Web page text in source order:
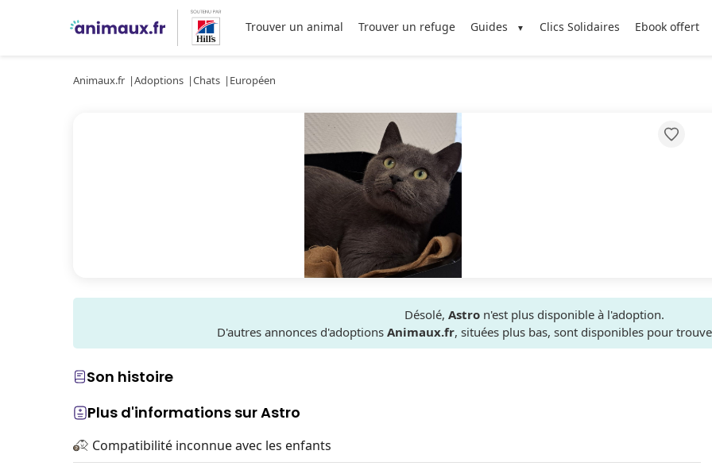
Trouver un animal Trouver un refuge Guides Clics Solidaires Ebook offert
Animaux.fr Adoptions Chats Européen
Désolé, Astron'est plus disponible à l'adoption.
D'autres annonces d'adoptions Animaux.fr, situées plus bas, sont disponibles pour
Son histoire
Plus d'informations sur Astro
Compatibilité inconnue avec les enfants